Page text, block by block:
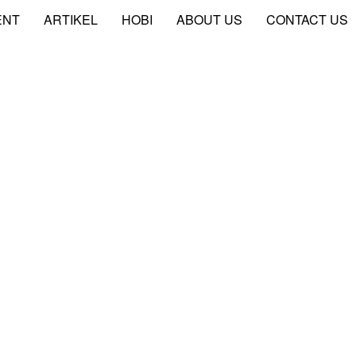
ARTIKEL HOBI ABOUT US CONTACT US